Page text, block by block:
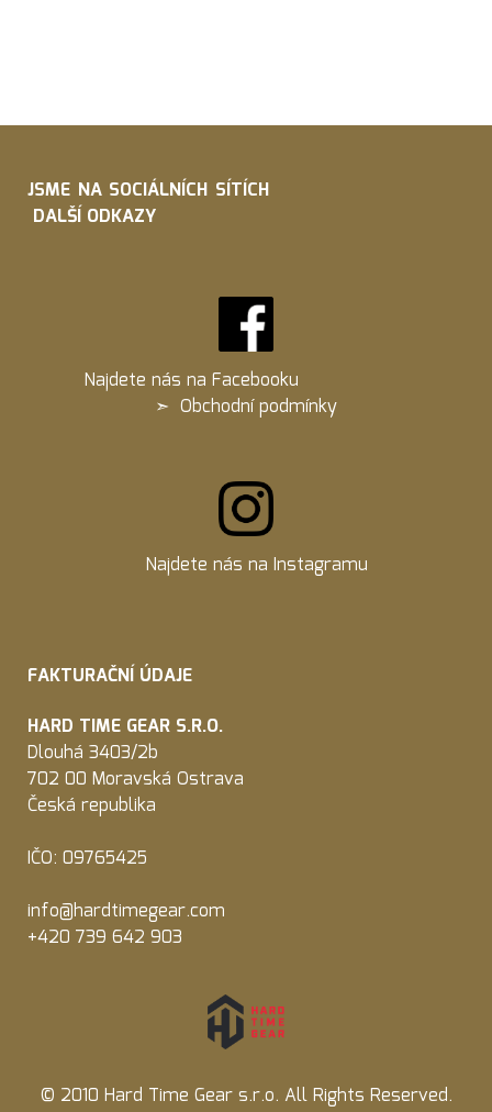
JSME NA SOCIÁLNÍCH SÍTÍCH
DALŠÍ ODKAZY
Najdete nás na Facebooku
➣ Obchodní podmínky
Najdete nás na Instagramu
FAKTURAČNÍ ÚDAJE
HARD TIME GEAR S.R.O.
Dlouhá 3403/2b
702 00 Moravská Ostrava
Česká republika
IČO: 09765425
info@hardtimegear.com
+420 739 642 903
© 2010 Hard Time Gear s.r.o. All Rights Reserved.